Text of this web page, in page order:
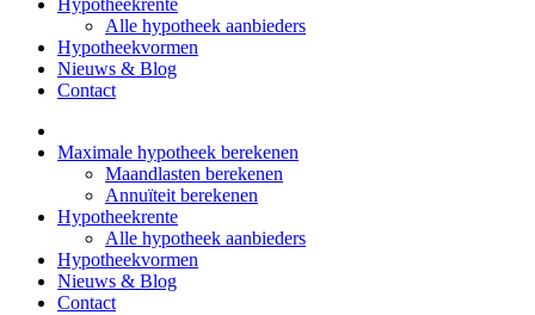
Hypotheekrente
Alle hypotheek aanbieders
Hypotheekvormen
Nieuws & Blog
Contact
Maximale hypotheek berekenen
Maandlasten berekenen
Annuïteit berekenen
Hypotheekrente
Alle hypotheek aanbieders
Hypotheekvormen
Nieuws & Blog
Contact